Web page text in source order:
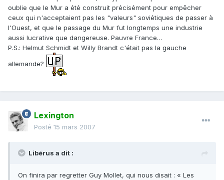
oublie que le Mur a été construit précisément pour empêcher
ceux qui n'acceptaient pas les "valeurs" soviétiques de passer à
l'Ouest, et que le passage du Mur fut longtemps une industrie
aussi lucrative que dangereuse. Pauvre France…
P.S.: Helmut Schmidt et Willy Brandt c'était pas la gauche
allemande?
Lexington
Posté 15 mars 2007
Libérus a dit :
On finira par regretter Guy Mollet, qui nous disait : « Les